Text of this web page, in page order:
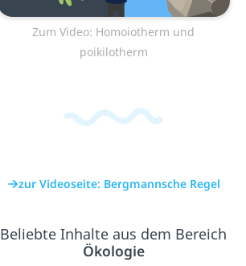
Zum Video: Homoiotherm und
poikilotherm
zur Videoseite: Bergmannsche Regel
Beliebte Inhalte aus dem Bereich
Ökologie